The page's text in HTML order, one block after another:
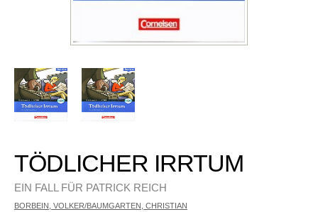
TÖDLICHER IRRTUM
EIN FALL FÜR PATRICK REICH
BORBEIN, VOLKER/BAUMGARTEN, CHRISTIAN